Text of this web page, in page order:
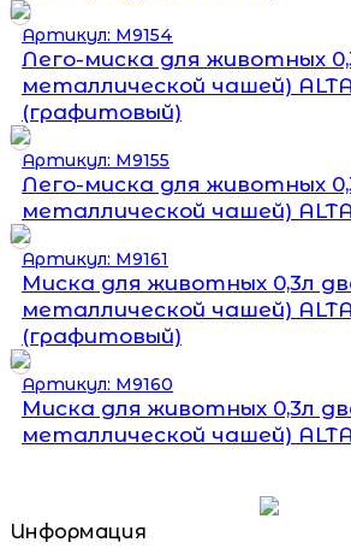
Артикул: М9154
Лего-миска для животных
металлической чашей) ALTA
(графитовый)
Артикул: М9155
Лего-миска для животных
металлической чашей)
Артикул: М9161
Миска для животных 0,3л
металлической чашей) ALTA
(графитовый)
Артикул: М9160
Миска для животных 0,3л
металлической чашей)
Информация